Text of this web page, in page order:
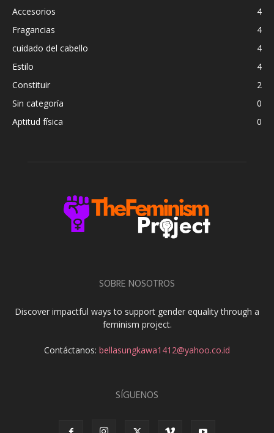
Accesorios
4
Fragancias
4
cuidado del cabello
4
Estilo
4
Constituir
2
Sin categoría
0
Aptitud física
0
SOBRE NOSOTROS
Discover impactful ways to support gender equality through a
feminism project.
Contáctanos: bellasungkawa1412@yahoo.co.id
SÍGUENOS